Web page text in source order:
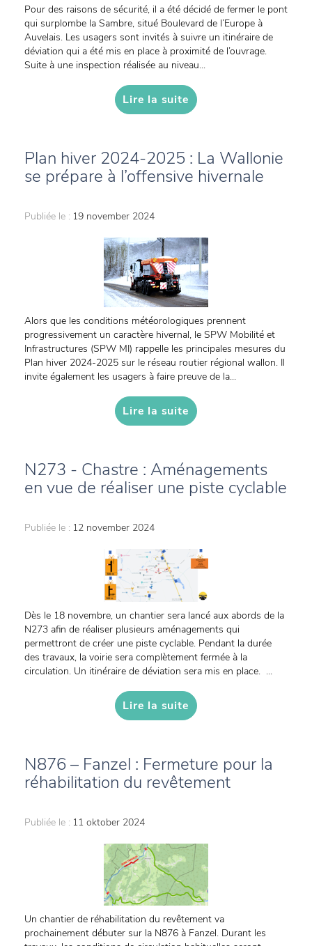
Pour des raisons de sécurité, il a été décidé de fermer le pont
qui surplombe la Sambre, situé Boulevard de l’Europe à
Auvelais. Les usagers sont invités à suivre un itinéraire de
déviation qui a été mis en place à proximité de l’ouvrage.
Suite à une inspection réalisée au niveau...
Lire la suite
Plan hiver 2024-2025 : La Wallonie
se prépare à l’offensive hivernale
Publiée le : 19 november 2024
Alors que les conditions météorologiques prennent
progressivement un caractère hivernal, le SPW Mobilité et
Infrastructures (SPW MI) rappelle les principales mesures du
Plan hiver 2024-2025 sur le réseau routier régional wallon. Il
invite également les usagers à faire preuve de la...
Lire la suite
N273 - Chastre : Aménagements
en vue de réaliser une piste cyclable
Publiée le : 12 november 2024
Dès le 18 novembre, un chantier sera lancé aux abords de la
N273 afin de réaliser plusieurs aménagements qui
permettront de créer une piste cyclable. Pendant la durée
des travaux, la voirie sera complètement fermée à la
circulation. Un itinéraire de déviation sera mis en place. ...
Lire la suite
N876 – Fanzel : Fermeture pour la
réhabilitation du revêtement
Publiée le : 11 oktober 2024
Un chantier de réhabilitation du revêtement va
prochainement débuter sur la N876 à Fanzel. Durant les